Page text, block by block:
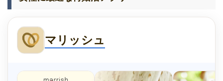
マリッシュ